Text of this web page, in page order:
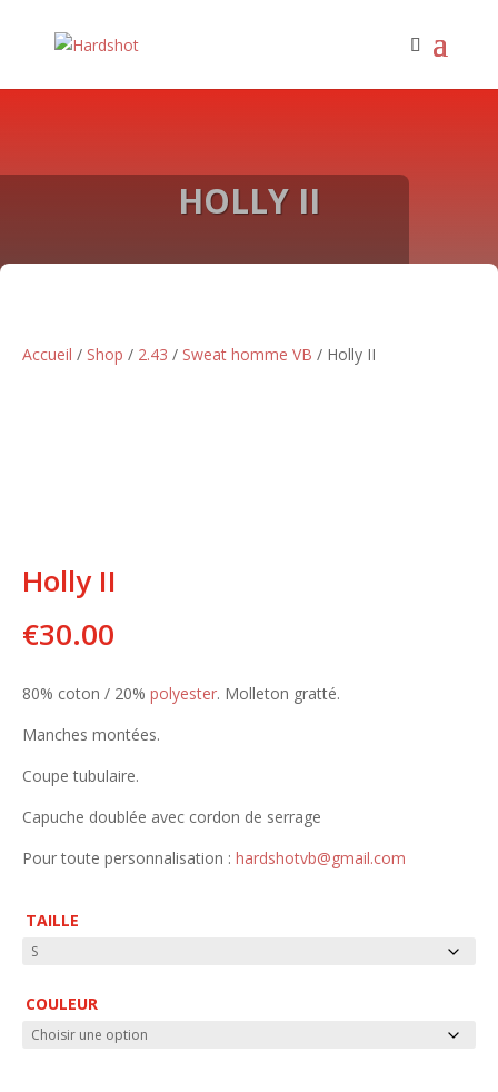
HOLLY II
Accueil / Shop / 2.43 / Sweat homme VB / Holly II
Holly II
€30.00
80% coton / 20% polyester. Molleton gratté.
Manches montées.
Coupe tubulaire.
Capuche doublée avec cordon de serrage
Pour toute personnalisation : hardshotvb@gmail.com
TAILLE
COULEUR